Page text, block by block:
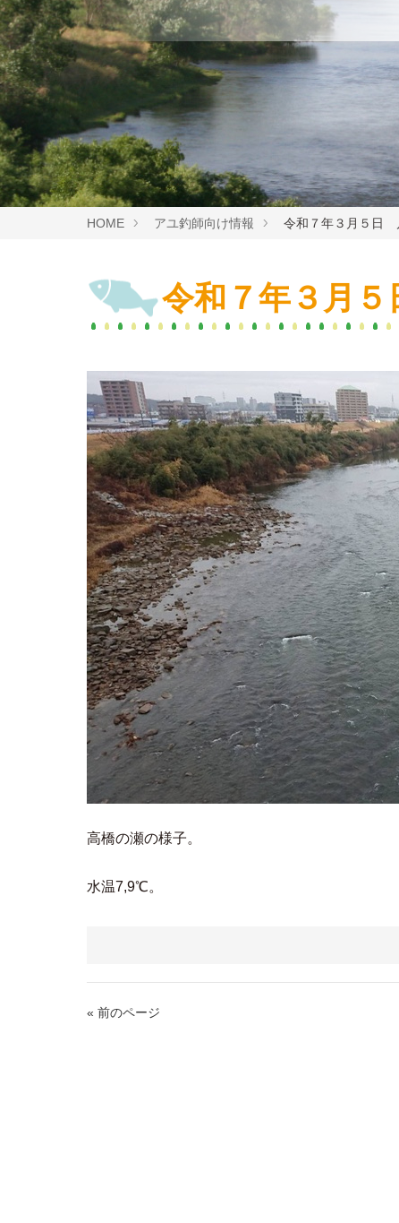
HOME アユ釣師向け情報 令和７年３月５日
令和７年３月
高橋の瀬の様子。
水温7,9℃。
« 前のページ